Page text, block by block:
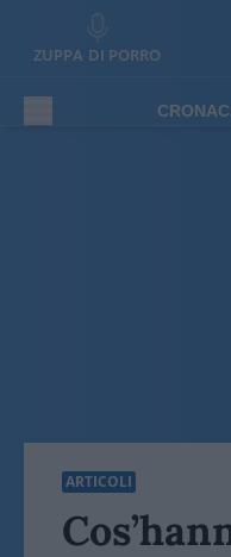
ZUPPA DI PORRO
ARTICOLI